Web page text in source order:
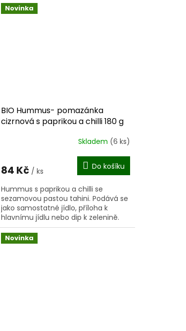
těstovinami, pečenou zeleninou i
jako...
Novinka
BIO Hummus- pomazánka
cizrnová s paprikou a chilli 180 g
Skladem (6 ks)
84 Kč / ks Do košíku
Hummus s paprikou a chilli se
sezamovou pastou tahini. Podává se
jako samostatné jídlo, příloha k
hlavnímu jídlu nebo dip k zelenině.
Základní ingrediencí je cizrna, která
je...Novinka